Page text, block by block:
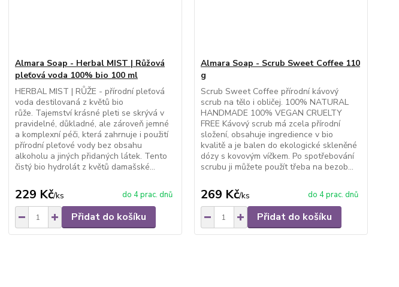
Almara Soap - Herbal MIST | Růžová
pleťová voda 100% bio 100 ml
HERBAL MIST | RŮŽE - přírodní pleťová
voda destilovaná z květů bio
růže. Tajemství krásné pleti se skrývá v
pravidelné, důkladné, ale zároveň jemné
a komplexní péči, která zahrnuje i použití
přírodní pleťové vody bez obsahu
alkoholu a jiných přidaných látek. Tento
čistý bio hydrolát z květů damašské...
229 Kč/ks do 4 prac. dnů
Přidat do košíku
Almara Soap - Scrub Sweet Coffee 110
g
Scrub Sweet Coffee přírodní kávový
scrub na tělo i obličej. 100% NATURAL
HANDMADE 100% VEGAN CRUELTY
FREE Kávový scrub má zcela přírodní
složení, obsahuje ingredience v bio
kvalitě a je balen do ekologické skleněné
dózy s kovovým víčkem. Po spotřebování
scrubu ji můžete použít třeba na bezob...
269 Kč/ks do 4 prac. dnů
Přidat do košíku